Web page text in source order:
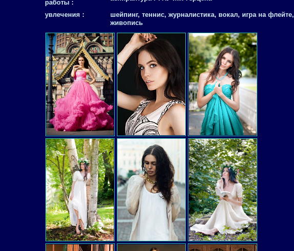
работы :
увлечения :
шейпинг, теннис, журналистика, вокал, игра на флейте,
живопись